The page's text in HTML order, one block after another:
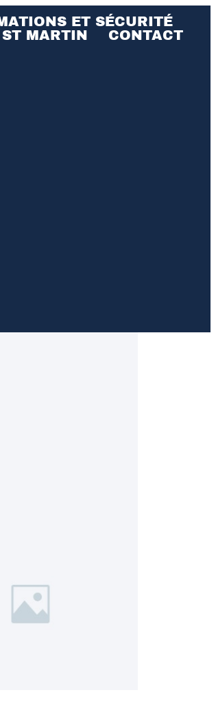
ET SÉCURITÉ
MARTIN
CONTACT